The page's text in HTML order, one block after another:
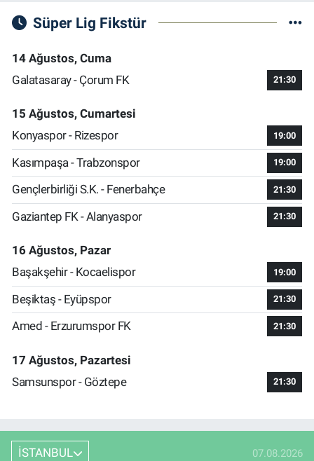
Süper Lig Fikstür
14 Ağustos, Cuma
Galatasaray - Çorum FK
21:30
15 Ağustos, Cumartesi
Konyaspor - Rizespor
19:00
Kasımpaşa - Trabzonspor 19:00
Gençlerbirliği S.K. - Fenerbahçe 21:30
Gaziantep FK - Alanyaspor 21:30
16 Ağustos, Pazar
Başakşehir - Kocaelispor
19:00
Beşiktaş - Eyüpspor 21:30
Amed - Erzurumspor FK 21:30
17 Ağustos, Pazartesi
Samsunspor - Göztepe
21:30
İSTANBUL 07.08.2026